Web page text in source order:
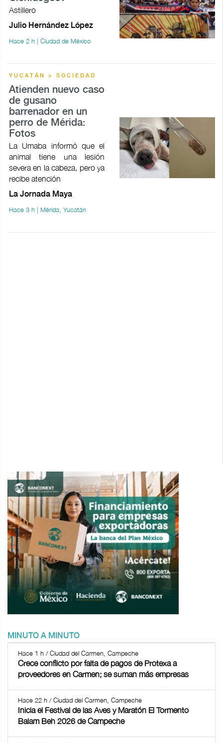
Astillero
Julio Hernández López
Hace 2 h | Ciudad de México
YUCATÁN > SOCIEDAD
Atienden nuevo caso
de gusano
barrenador en un
perro de Mérida:
Fotos
La Umaba informó que el
animal tiene una lesión
severa en la cabeza, pero ya
recibe atención
La Jornada Maya
Hace 3 h | Mérida, Yucatán
MINUTO A MINUTO
Hace 1 h / Ciudad del Carmen, Campeche
Crece conflicto por falta de pagos de Protexa a
proveedores en Carmen; se suman más empresas
Hace 22 h / Ciudad del Carmen, Campeche
Inicia el Festival de las Aves y Maratón El Tormento
Balam Beh 2026 de Campeche